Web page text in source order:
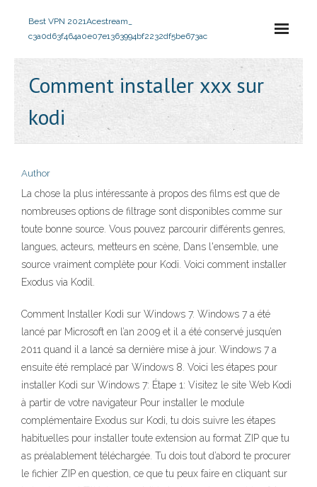
Best VPN 2021Acestream_
c3a0d63f464a0e07e1363994bf2232df5be673ac
Comment installer xxx sur
kodi
Author
La chose la plus intéressante à propos des films est que de
nombreuses options de filtrage sont disponibles comme sur
toute bonne source. Vous pouvez parcourir différents genres,
langues, acteurs, metteurs en scène, Dans l'ensemble, une
source vraiment complète pour Kodi. Voici comment installer
Exodus via Kodil.
Comment Installer Kodi sur Windows 7. Windows 7 a été
lancé par Microsoft en l’an 2009 et il a été conservé jusqu’en
2011 quand il a lancé sa dernière mise à jour. Windows 7 a
ensuite été remplacé par Windows 8. Voici les étapes pour
installer Kodi sur Windows 7: Étape 1: Visitez le site Web Kodi
à partir de votre navigateur Pour installer le module
complémentaire Exodus sur Kodi, tu dois suivre les étapes
habituelles pour installer toute extension au format ZIP que tu
as préalablement téléchargée. Tu dois tout d’abord te procurer
le fichier ZIP en question, ce que tu peux faire en cliquant sur